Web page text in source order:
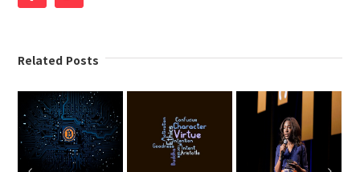
Related Posts